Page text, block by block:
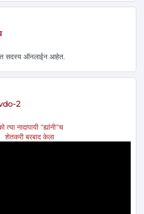
सदस्य ऑनलाईन आहेत.
vdo-2
त्या नादापायी "ह्यांनी"च
शेतकरी बरबाद केला